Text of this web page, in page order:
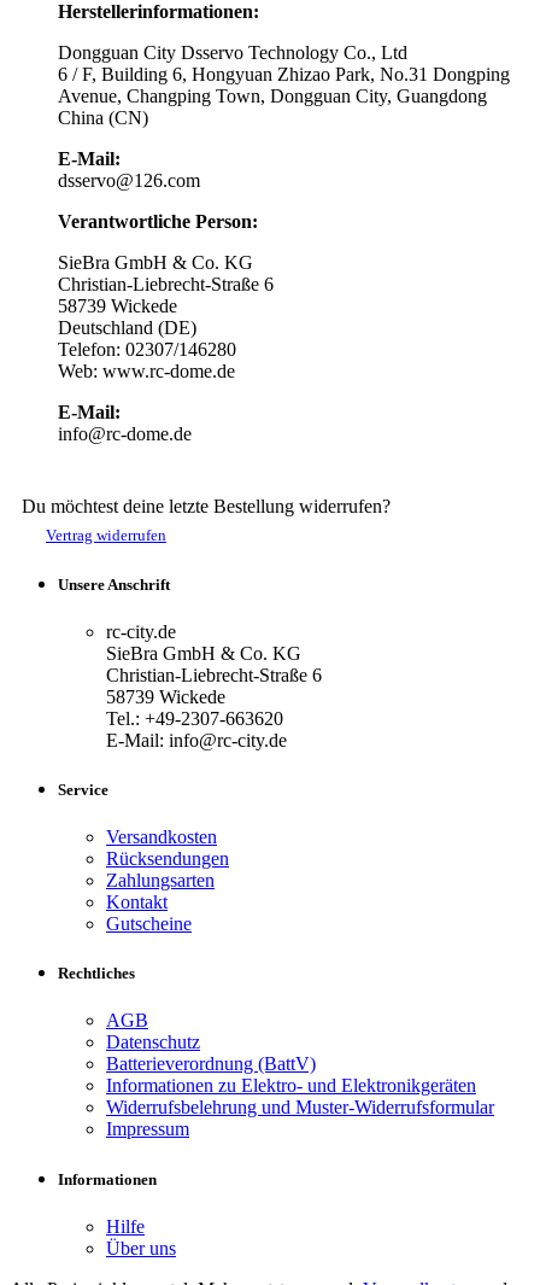
Herstellerinformationen:
Dongguan City Dsservo Technology Co., Ltd
6 / F, Building 6, Hongyuan Zhizao Park, No.31 Dongping
Avenue, Changping Town, Dongguan City, Guangdong
China (CN)
E-Mail:
dsservo@126.com
Verantwortliche Person:
SieBra GmbH & Co. KG
Christian-Liebrecht-Straße 6
58739 Wickede
Deutschland (DE)
Telefon: 02307/146280
Web: www.rc-dome.de
E-Mail:
info@rc-dome.de
Du möchtest deine letzte Bestellung widerrufen?
Vertrag widerrufen
Unsere Anschrift
rc-city.de
SieBra GmbH & Co. KG
Christian-Liebrecht-Straße 6
58739 Wickede
Tel.: +49-2307-663620
E-Mail: info@rc-city.de
Service
Versandkosten
Rücksendungen
Zahlungsarten
Kontakt
Gutscheine
Rechtliches
AGB
Datenschutz
Batterieverordnung (BattV)
Informationen zu Elektro- und Elektronikgeräten
Widerrufsbelehrung und Muster-Widerrufsformular
Impressum
Informationen
Hilfe
Über uns